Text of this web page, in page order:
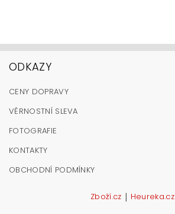
ODKAZY
CENY DOPRAVY
VĚRNOSTNÍ SLEVA
FOTOGRAFIE
KONTAKTY
OBCHODNÍ PODMÍNKY
Zboží.cz | Heureka.cz